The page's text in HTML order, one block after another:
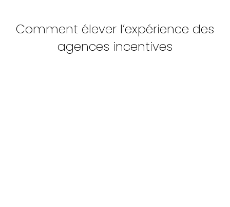
Comment élever l’expérience des
agences incentives